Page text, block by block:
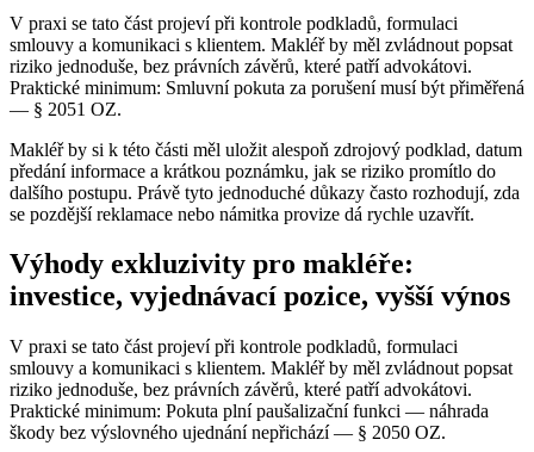
V praxi se tato část projeví při kontrole podkladů, formulaci
smlouvy a komunikaci s klientem. Makléř by měl zvládnout popsat
riziko jednoduše, bez právních závěrů, které patří advokátovi.
Praktické minimum: Smluvní pokuta za porušení musí být přiměřená
— § 2051 OZ.
Makléř by si k této části měl uložit alespoň zdrojový podklad, datum
předání informace a krátkou poznámku, jak se riziko promítlo do
dalšího postupu. Právě tyto jednoduché důkazy často rozhodují, zda
se pozdější reklamace nebo námitka provize dá rychle uzavřít.
Výhody exkluzivity pro makléře:
investice, vyjednávací pozice, vyšší výnos
V praxi se tato část projeví při kontrole podkladů, formulaci
smlouvy a komunikaci s klientem. Makléř by měl zvládnout popsat
riziko jednoduše, bez právních závěrů, které patří advokátovi.
Praktické minimum: Pokuta plní paušalizační funkci — náhrada
škody bez výslovného ujednání nepřichází — § 2050 OZ.